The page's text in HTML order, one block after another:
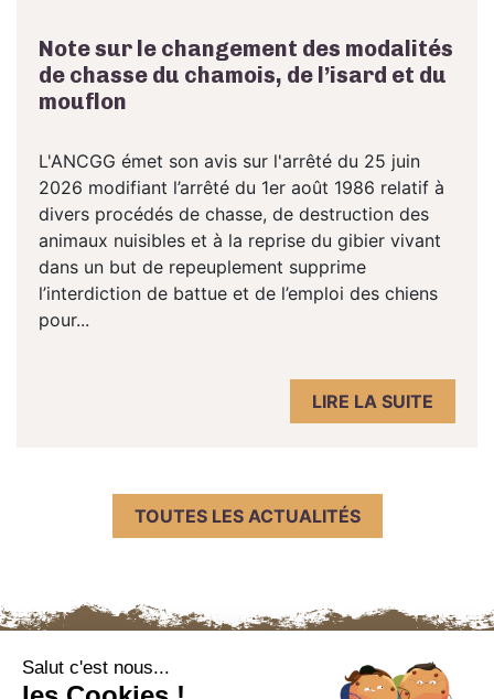
Note sur le changement des modalités
de chasse du chamois, de l’isard et du
mouflon
L'ANCGG émet son avis sur l'arrêté du 25 juin
2026 modifiant l’arrêté du 1er août 1986 relatif à
divers procédés de chasse, de destruction des
animaux nuisibles et à la reprise du gibier vivant
dans un but de repeuplement supprime
l’interdiction de battue et de l’emploi des chiens
pour...
LIRE LA SUITE
TOUTES LES ACTUALITÉS